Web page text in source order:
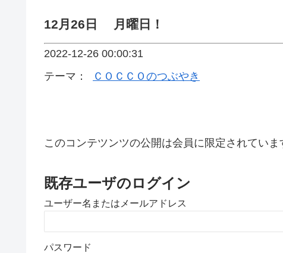
12月26日 月曜日！
2022-12-26 00:00:31
テーマ：
ＣＯＣＣＯのつぶやき
このコンテツンツの公開は会員に限定されてい
既存ユーザのログイン
ユーザー名またはメールアドレス
パスワード